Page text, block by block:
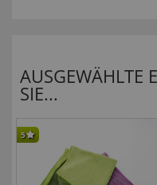
AUSGEWÄHLTE
SIE...
5